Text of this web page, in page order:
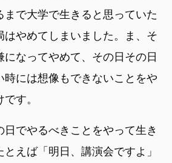
まで大学で生きると思っていた
はやめてしまいました。ま、そ
になってやめて、その日その日
時には想像もできないことをや
す。
でやるべきことをやって生き
えば「明日、講演会ですよ」